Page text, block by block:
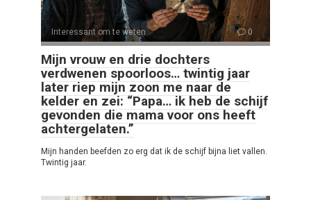
Interessant om te weten 0
Mijn vrouw en drie dochters
verdwenen spoorloos… twintig jaar
later riep mijn zoon me naar de
kelder en zei: “Papa… ik heb de schijf
gevonden die mama voor ons heeft
achtergelaten.”
Mijn handen beefden zo erg dat ik de schijf bijna liet vallen.
Twintig jaar.